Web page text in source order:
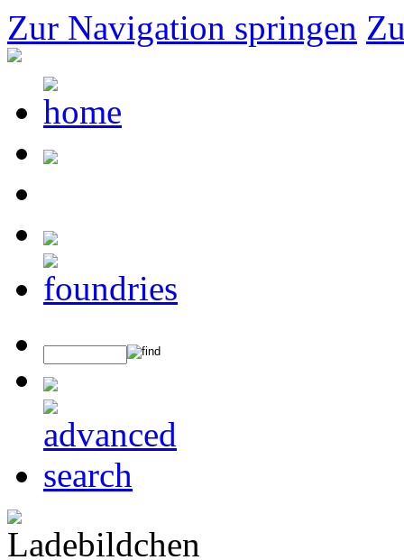
Zur Navigation springen